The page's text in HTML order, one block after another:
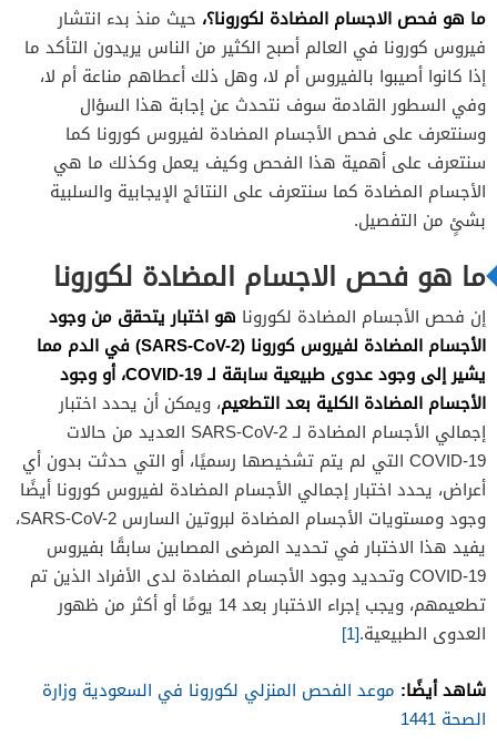
ما هو فحص الاجسام المضادة لكورونا؟، حيث منذ بدء انتشار
فيروس كورونا في العالم أصبح الكثير من الناس يريدون التأكد ما
إذا كانوا أصيبوا بالفيروس أم لا، وهل ذلك أعطاهم مناعة أم لا،
وفي السطور القادمة سوف نتحدث عن إجابة هذا السؤال
وسنتعرف على فحص الأجسام المضادة لفيروس كورونا كما
سنتعرف على أهمية هذا الفحص وكيف يعمل وكذلك ما هي
الأجسام المضادة كما سنتعرف على النتائج الإيجابية والسلبية
بشئٍ من التفصيل.
ما هو فحص الاجسام المضادة لكورونا
إن فحص الأجسام المضادة لكورونا هو اختبار يتحقق من وجود
الأجسام المضادة لفيروس كورونا (SARS-CoV-2) في الدم مما
يشير إلى وجود عدوى طبيعية سابقة لـ COVID-19، أو وجود
الأجسام المضادة الكلية بعد التطعيم، ويمكن أن يحدد اختبار
إجمالي الأجسام المضادة لـ SARS-CoV-2 العديد من حالات
COVID-19 التي لم يتم تشخيصها رسميًا، أو التي حدثت بدون أي
أعراض، يحدد اختبار إجمالي الأجسام المضادة لفيروس كورونا أيضًا
وجود ومستويات الأجسام المضادة لبروتين السارس SARS-CoV-2،
يفيد هذا الاختبار في تحديد المرضى المصابين سابقًا بفيروس
COVID-19 وتحديد وجود الأجسام المضادة لدى الأفراد الذين تم
تطعيمهم، ويجب إجراء الاختبار بعد 14 يومًا أو أكثر من ظهور
العدوى الطبيعية.[1]
شاهد أيضًا: موعد الفحص المنزلي لكورونا في السعودية وزارة
الصحة 1441